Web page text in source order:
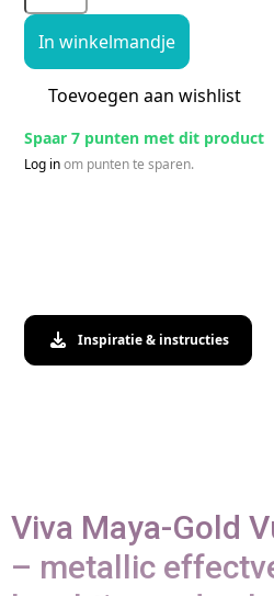
In winkelmandje
Toevoegen aan wishlist
Spaar 7 punten met dit product
Log inom punten te sparen.
Inspiratie & instructies
Viva Maya-Gold
– metallic